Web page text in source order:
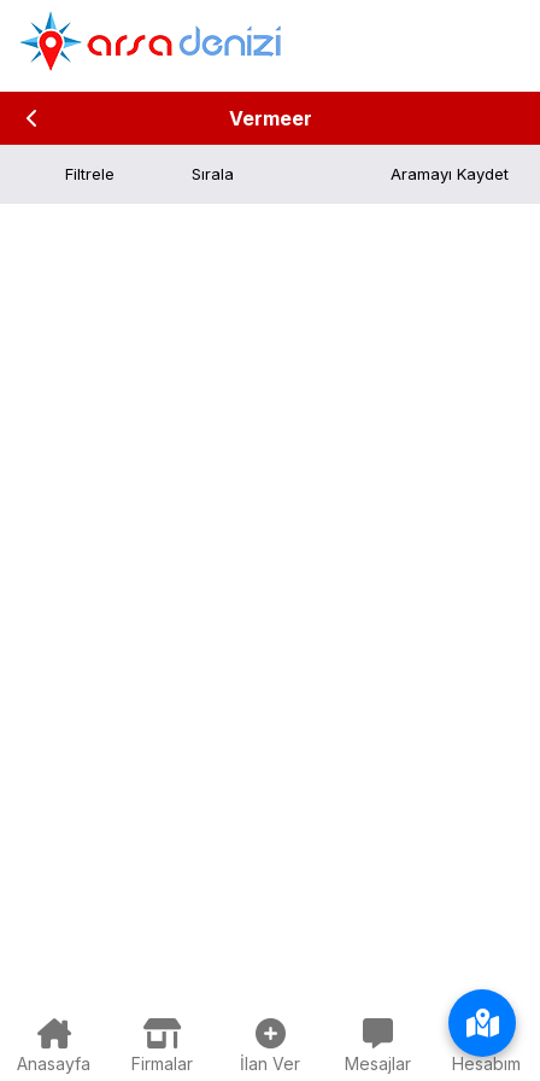
Vermeer
Filtrele Aramayı Kaydet
Anasayfa Firmalar İlan Ver Mesajlar Hesabım